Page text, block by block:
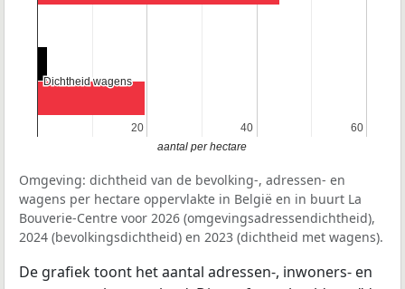
20
20 40
40 60
60
Dichtheid wagens
Dichtheid wagens
aantal per hectare
Omgeving: dichtheid van de bevolking-, adressen- en
wagens per hectare oppervlakte in België en in buurt La
Bouverie-Centre voor 2026 (omgevingsadressendichtheid),
2024 (bevolkingsdichtheid) en 2023 (dichtheid met wagens).
De grafiek toont het aantal adressen-, inwoners- en